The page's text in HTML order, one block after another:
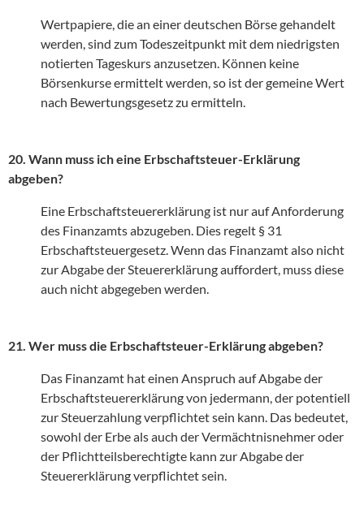
Wertpapiere, die an einer deutschen Börse gehandelt
werden, sind zum Todeszeitpunkt mit dem niedrigsten
notierten Tageskurs anzusetzen. Können keine
Börsenkurse ermittelt werden, so ist der gemeine Wert
nach Bewertungsgesetz zu ermitteln.
20. Wann muss ich eine Erbschaftsteuer-Erklärung
abgeben?
Eine Erbschaftsteuererklärung ist nur auf Anforderung
des Finanzamts abzugeben. Dies regelt § 31
Erbschaftsteuergesetz. Wenn das Finanzamt also nicht
zur Abgabe der Steuererklärung auffordert, muss diese
auch nicht abgegeben werden.
21. Wer muss die Erbschaftsteuer-Erklärung abgeben?
Das Finanzamt hat einen Anspruch auf Abgabe der
Erbschaftsteuererklärung von jedermann, der potentiell
zur Steuerzahlung verpflichtet sein kann. Das bedeutet,
sowohl der Erbe als auch der Vermächtnisnehmer oder
der Pflichtteilsberechtigte kann zur Abgabe der
Steuererklärung verpflichtet sein.